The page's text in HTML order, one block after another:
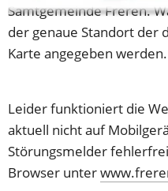
Samtgemeinde Freren.
der genaue Standort der
Karte angegeben
Leider funktioniert die
aktuell nicht auf
Störungsmelder
Browser unter